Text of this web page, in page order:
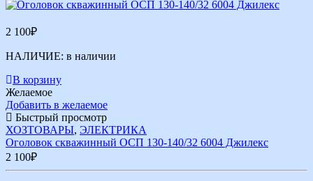
2 100₽
НАЛИЧИЕ: в наличии
В корзину
Желаемое
Добавить в желаемое
Быстрый просмотр
ХОЗТОВАРЫ, ЭЛЕКТРИКА
Оголовок скважинный ОСП 130-140/32 6004 Джилекс
2 100₽